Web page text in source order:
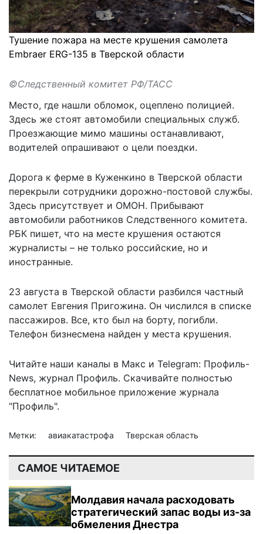
Тушение пожара на месте крушения самолета
Embraer ERG-135 в Тверской области
©Следственный комитет РФ/ТАСС
Место, где нашли обломок, оцеплено полицией.
Здесь же стоят автомобили специальных служб.
Проезжающие мимо машины останавливают,
водителей опрашивают о цели поездки.
Дорога к ферме в Куженкино в Тверской области
перекрыли сотрудники дорожно-постовой службы.
Здесь присутствует и ОМОН. Прибывают
автомобили работников Следственного комитета.
РБК пишет, что на месте крушения остаются
журналисты – не только российские, но и
иностранные.
23 августа в Тверской области разбился частный
самолет Евгения Пригожина. Он числился в списке
пассажиров. Все, кто был на борту, погибли.
Телефон бизнесмена найден у места крушения.
Читайте наши каналы в Макс и Telegram: Профиль-
News, журнал Профиль. Скачивайте полностью
бесплатное мобильное приложение журнала
"Профиль".
Метки: авиакатастрофа Тверская область
САМОЕ ЧИТАЕМОЕ
Молдавия начала расходовать
стратегический запас воды из-за
обмеления Днестра